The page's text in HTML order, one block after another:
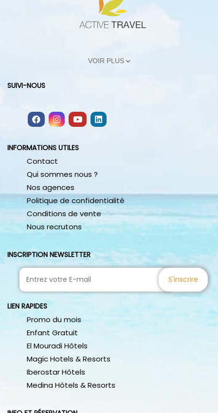
VOIR PLUS
SUIVI-NOUS
INFORMATIONS UTILES
Contact
Qui sommes nous ?
Nos agences
Politique de confidentialité
Conditions de vente
Nous recrutons
INSCRIPTION NEWSLETTER
S'inscrire
LIEN RAPIDES
Promo du mois
Enfant Gratuit
El Mouradi Hôtels
Magic Hotels & Resorts
Iberostar Hôtels
Medina Hôtels & Resorts